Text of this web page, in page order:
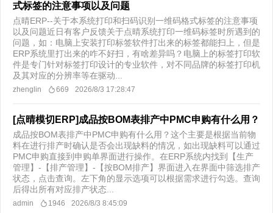
式标签的注意事项以及问题
点晴ERP--关于本系统打印和扫码识别一维码格式标签的注意事项
以及问题近日有客户反馈关于点晴系统打印一维码标签时所遇到的
问题，如：电脑上安装打印标签软件打出来的标签都能扫上，但是
ERP系统里打出来的咋不好扫，有啥差异吗？电脑上的标签打印软
件是专门针对标签打印设计的专业软件，对不同品牌的标签打印机
及其对应的分辨率等在驱动...
zhenglin 669 2026/8/3 17:28:47
[点晴模切ERP]成品按BOM表排产中PMC申购有什么用？
成品按BOM表排产中PMC申购有什么用？这个主要是根据当前物
料在进行排产时确认是否会出现缺料的情况，如出现缺料可以通过
PMC申购直接到申购单界面进行操作。在ERP系统内找到【生产
管理】-【排产管理】-【按BOM排产】界面进入在界面中筛选排产
状态，点击查询。左下角的显示选项可以根据需求进行勾选。查询
后得出所有对应排产状态...
admin 1946 2026/8/3 8:45:09